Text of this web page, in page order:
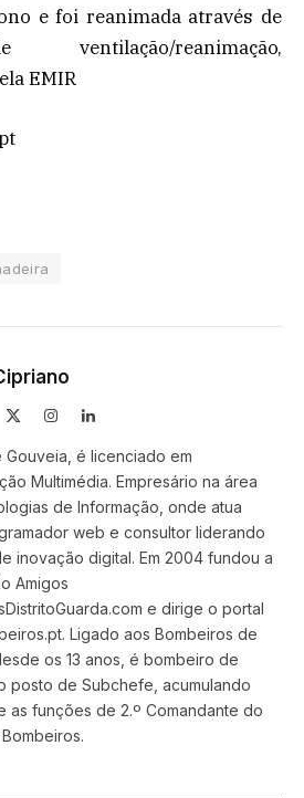
e foi reanimada através de
reanimação,
EMIR
InstagramLinkedIn
Gouveia, é licenciado em
Multimédia. Empresário na área
de Informação, onde atua
web e consultor liderando
inovação digital. Em 2004 fundou a
Amigos
e dirige o portal
Ligado aos Bombeiros de
os 13 anos, é bombeiro de
posto de Subchefe, acumulando
as funções de 2.º Comandante do